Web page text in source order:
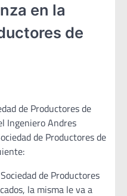
en la
de
de Productores de
Ingeniero Andres
de Productores de
de Productores
la misma le va a